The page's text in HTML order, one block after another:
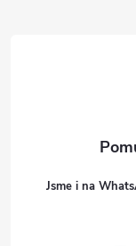
Jsme i na